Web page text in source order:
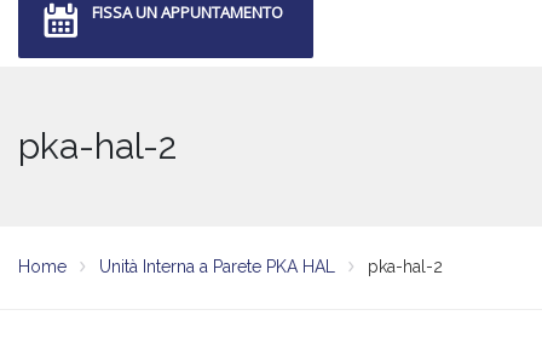
FISSA UN APPUNTAMENTO
pka-hal-2
Home Unità Interna a Parete PKA HAL pka-hal-2